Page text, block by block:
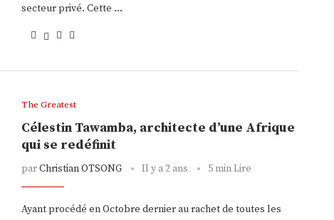
secteur privé. Cette …
The Greatest
Célestin Tawamba, architecte d’une Afrique
qui se redéfinit
parChristian OTSONG Il y a 2 ans 5 min Lire
Ayant procédé en Octobre dernier au rachet de toutes les